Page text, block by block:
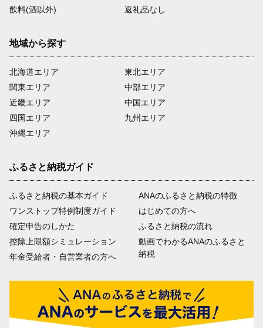
飲料(酒以外)
返礼品なし
地域から探す
北海道エリア
関東エリア
近畿エリア
四国エリア
沖縄エリア
東北エリア
中部エリア
中国エリア
九州エリア
ふるさと納税ガイド
ふるさと納税の基本ガイド
ワンストップ特例制度ガイド
確定申告のしかた
控除上限額シミュレーション
年金受給者・自営業者の方へ
ANAのふるさと納税の特徴
はじめての方へ
ふるさと納税の流れ
動画でわかるANAのふるさと
納税